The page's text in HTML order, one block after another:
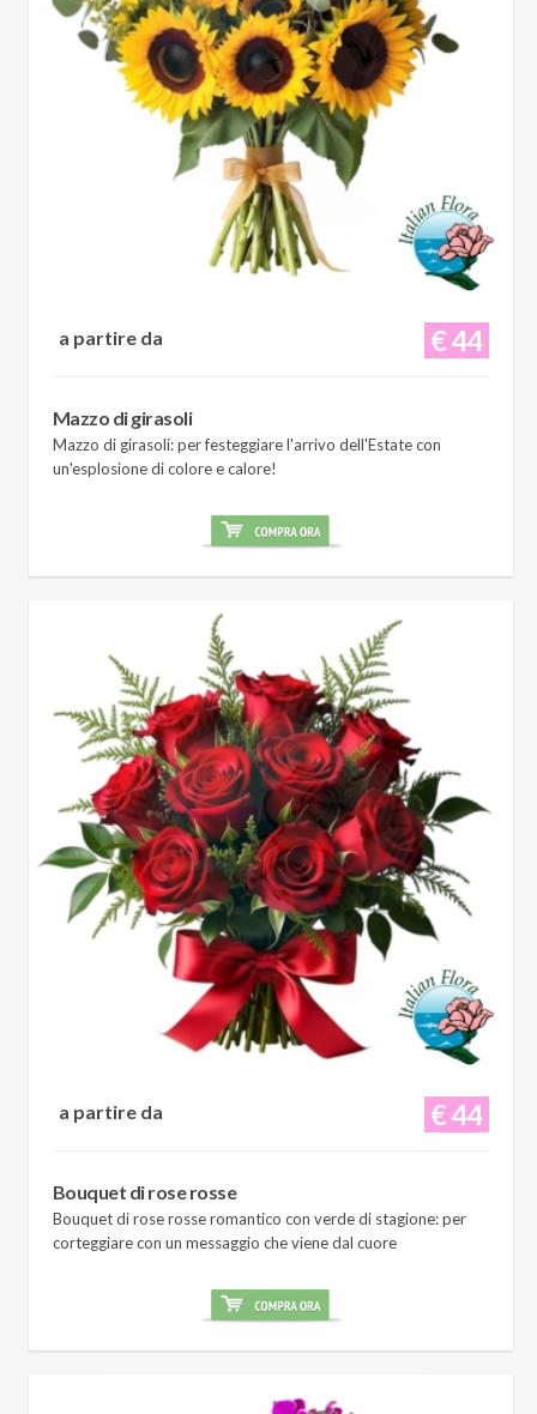
€ 44
a partire da
Mazzo di girasoli
Mazzo di girasoli: per festeggiare l'arrivo dell'Estate con
un'esplosione di colore e calore!
€ 44
a partire da
Bouquet di rose rosse
Bouquet di rose rosse romantico con verde di stagione: per
corteggiare con un messaggio che viene dal cuore